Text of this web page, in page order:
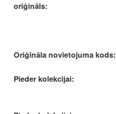
oriģināls:
Oriģināla novietojuma kods:
Pieder kolekcijai: